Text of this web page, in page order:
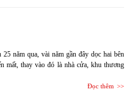
năm qua, vài năm gần đây dọc hai bên
mất, thay vào đó là nhà cửa, khu thương
Đọc thêm